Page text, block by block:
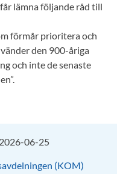
lämna följande råd till
förmår prioritera och
den 900-åriga
och inte de senaste
06-25
(KOM)